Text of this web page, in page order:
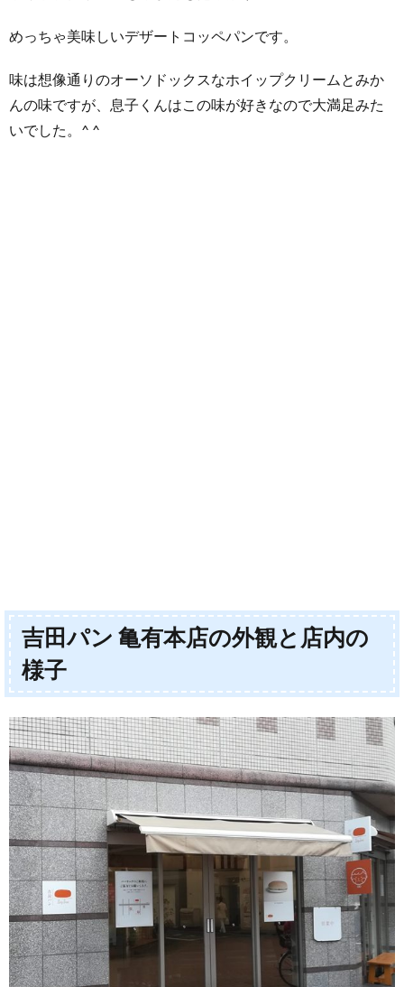
めっちゃ美味しいデザートコッペパンです。
味は想像通りのオーソドックスなホイップクリームとみか
んの味ですが、息子くんはこの味が好きなので大満足みた
いでした。^ ^
吉田パン 亀有本店の外観と店内の
様子